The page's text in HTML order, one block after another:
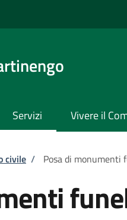
Servizi Vivere il
civile / Posa di monumenti